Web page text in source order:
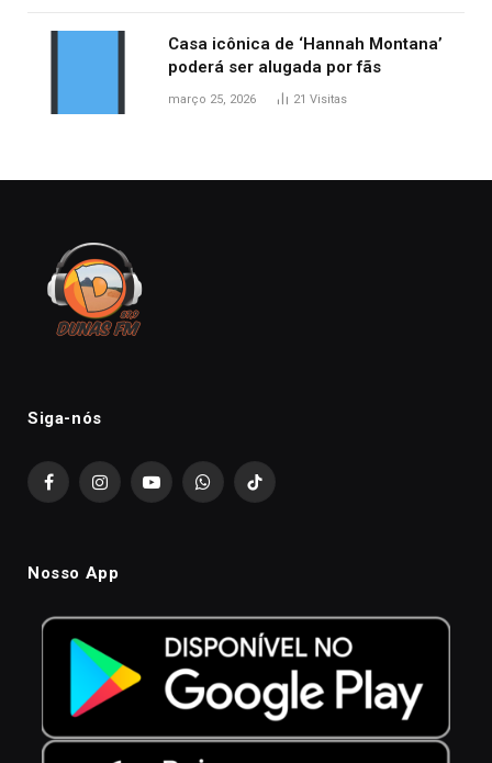
Casa icônica de ‘Hannah Montana’
poderá ser alugada por fãs
março 25, 2026 21 Visitas
Siga-nós
FacebookInstagramYouTubeWhatsAppTikTok
Nosso App